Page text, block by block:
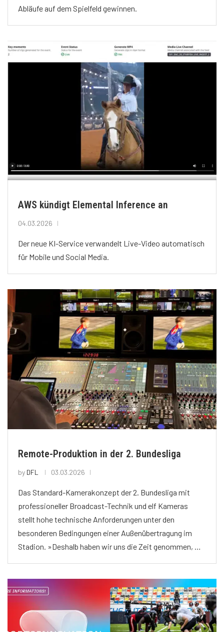
Abläufe auf dem Spielfeld gewinnen.
AWS kündigt Elemental Inference an
04.03.2026
Der neue KI-Service verwandelt Live-Video automatisch
für Mobile und Social Media.
Remote-Produktion in der 2. Bundesliga
by DFL 03.03.2026
Das Standard-Kamerakonzept der 2. Bundesliga mit
professioneller Broadcast-Technik und elf Kameras
stellt hohe technische Anforderungen unter den
besonderen Bedingungen einer Außenübertragung im
Stadion. »Deshalb haben wir uns die Zeit genommen, …